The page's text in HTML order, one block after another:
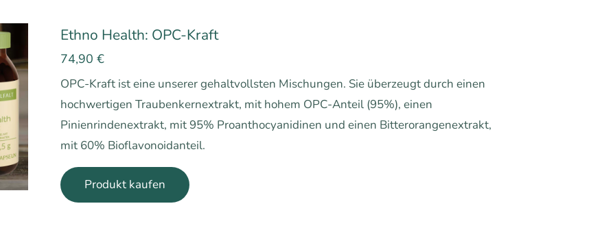
Ethno Health: OPC-Kraft
74,90 €
OPC-Kraft ist eine unserer gehaltvollsten Mischungen. Sie überzeugt durch einen
hochwertigen Traubenkernextrakt, mit hohem OPC-Anteil (95%), einen
Pinienrindenextrakt, mit 95% Proanthocyanidinen und einen Bitterorangenextrakt,
mit 60% Bioflavonoidanteil.
Produkt kaufen